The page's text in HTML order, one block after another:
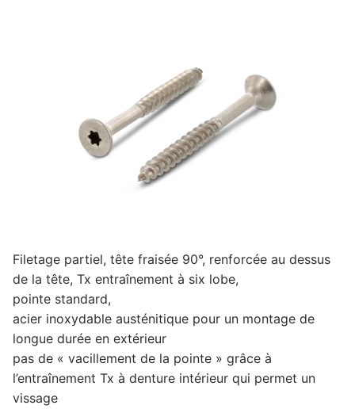
SCHAEFER-
Filetage partiel, tête fraisée 90°, renforcée au dessus
de la tête, Tx entraînement à six lobe,
pointe standard,
acier inoxydable austénitique pour un montage de
longue durée en extérieur
pas de « vacillement de la pointe » grâce à
l’entraînement Tx à denture intérieur qui permet un
vissage